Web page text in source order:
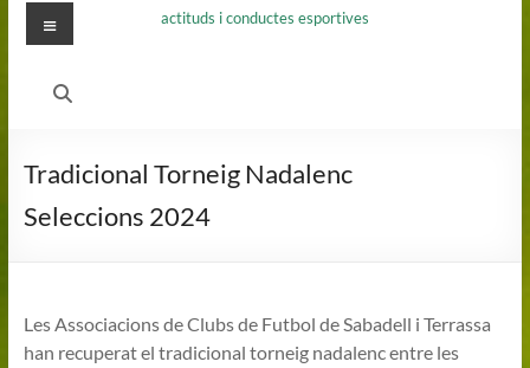
actituds i conductes esportives
Menú
Tradicional Torneig Nadalenc
Seleccions 2024
Les Associacions de Clubs de Futbol de Sabadell i Terrassa
han recuperat el tradicional torneig nadalenc entre les